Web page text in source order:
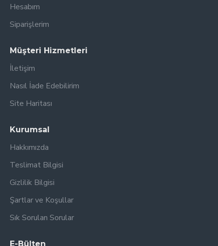
Hesabım
Siparişlerim
Müşteri Hizmetleri
İletişim
Nasıl İade Edebilirim
Site Haritası
Kurumsal
Hakkımızda
Teslimat Bilgisi
Gizlilik Bilgisi
Şartlar ve Koşullar
Sık Sorulan Sorular
E-Bülten